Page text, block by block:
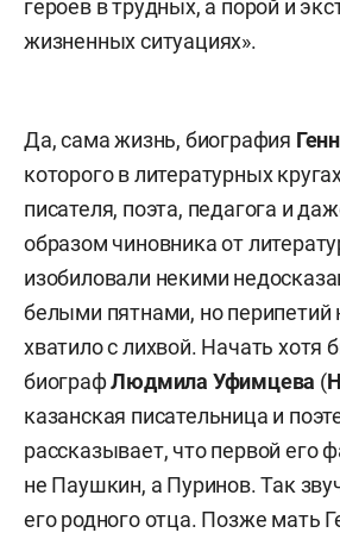
героев в трудных, а порой и
жизненных ситуациях».
Да, сама жизнь, биография
которого в литературных
писателя, поэта, педагога и
образом чиновника от
изобиловали некими
белыми пятнами, но перипетий
хватило с лихвой. Начать хотя
биографЛюдмила Уфимцева (
казанская писательница и
рассказывает, что первой его
не Паушкин, а Пуринов. Так
его родного отца. Позже мать